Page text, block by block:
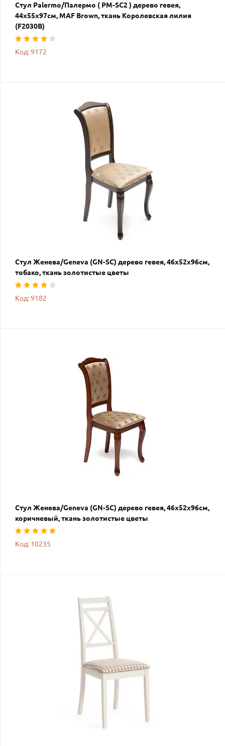
Стул Palermo/Палермо ( PM-SC2 ) дерево гевея,
44х55х97см, MAF Brown, ткань Королевская лилия
(F2030B)
Код: 9172
Стул Женева/Geneva (GN-SC) дерево гевея, 46х52х96см,
тобако, ткань золотистые цветы
Код: 9182
Стул Женева/Geneva (GN-SC) дерево гевея, 46х52х96см,
коричневый, ткань золотистые цветы
Код: 10235